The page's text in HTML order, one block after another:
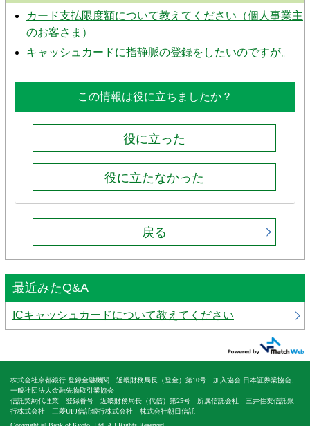
カード支払限度額について教えてください（個人事業主
のお客さま）
キャッシュカードに指静脈の登録をしたいのですが。
この情報は役に立ちましたか？
役に立った
役に立たなかった
戻る
最近みたQ&A
ICキャッシュカードについて教えてください
株式会社京都銀行 登録金融機関 近畿財務局長（登金）第10号 加入協会 日本証券業協会、
一般社団法人金融先物取引業協会
信託契約代理業 登録番号 近畿財務局長（代信）第25号 所属信託会社 三井住友信託銀
行株式会社 三菱UFJ信託銀行株式会社 株式会社朝日信託